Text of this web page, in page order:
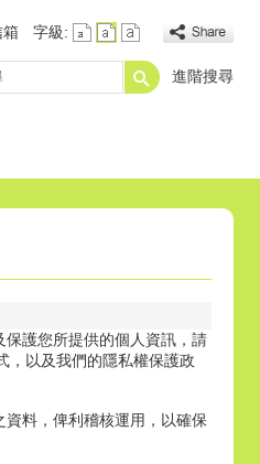
箱 字級:
搜
進階搜尋
護您所提供的個人資訊，請
，以及我們的隱私權保護政
料，俾利稽核運用，以確保